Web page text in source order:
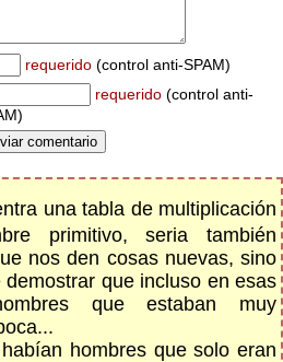
requerido (control anti-SPAM)
requerido (control anti-
una tabla de multiplicación
primitivo, seria también
nos den cosas nuevas, sino
que incluso en esas
que estaban muy
hombres que solo eran